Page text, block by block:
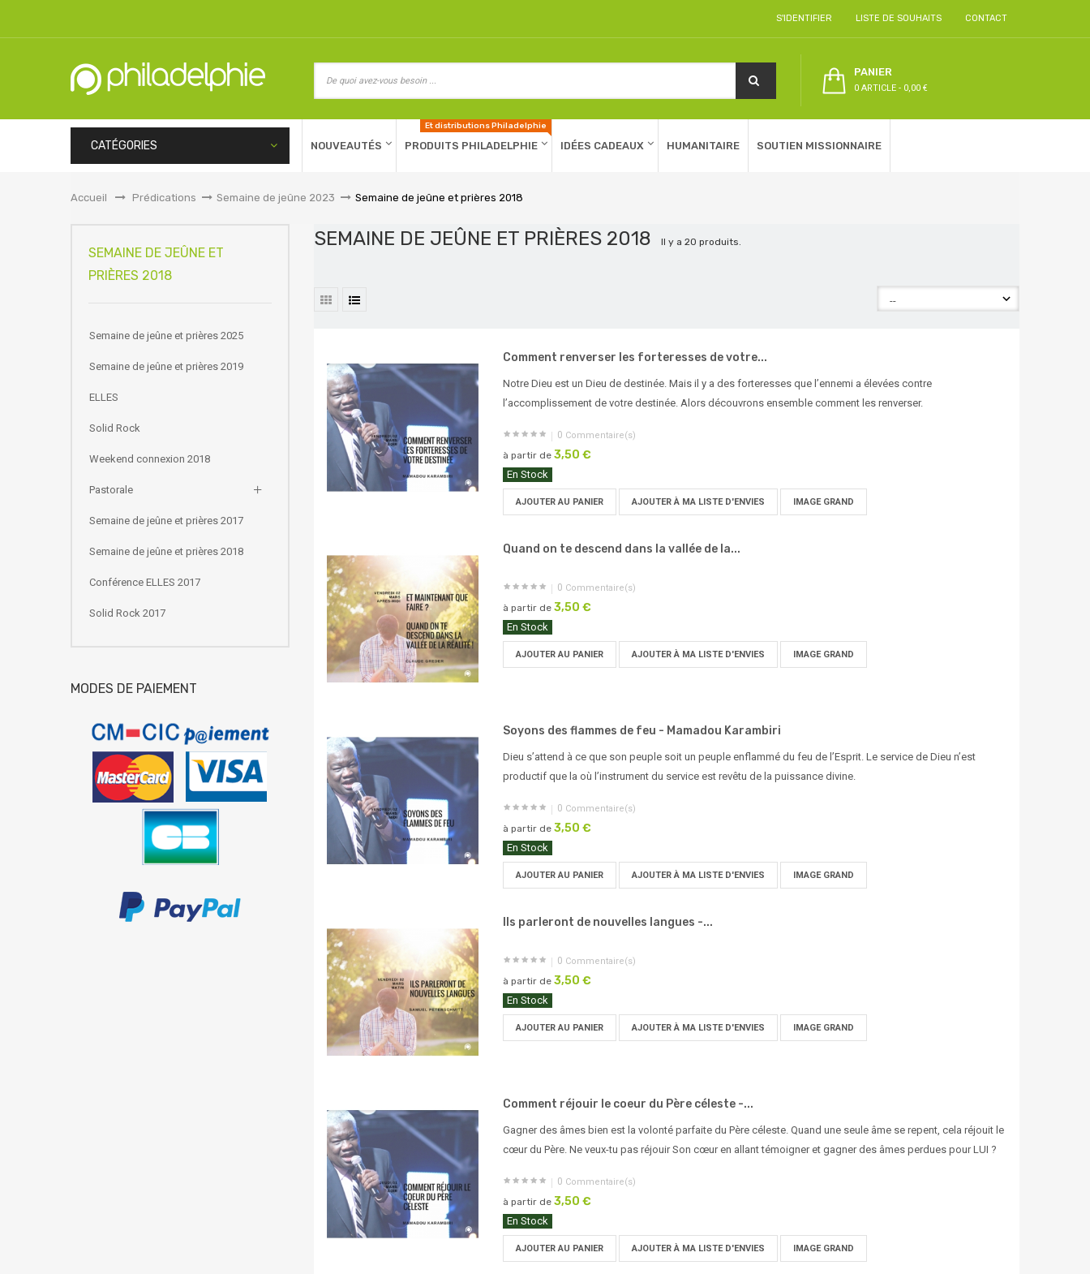
S'IDENTIFIER LISTE DE SOUHAITS CONTACT
PANIER
0 ARTICLE - 0,00 €
CATÉGORIES NOUVEAUTÉS PRODUITS PHILADELPHIE
Et distributions Philadelphie
IDÉES CADEAUX HUMANITAIRE SOUTIEN MISSIONNAIRE
Accueil &gt;Prédications > Semaine de jeûne 2023 > Semaine de jeûne et prières 2018
SEMAINE DE JEÛNE ET
PRIÈRES 2018
Semaine de jeûne et prières 2025
Semaine de jeûne et prières 2019
ELLES
Solid Rock
Weekend connexion 2018
Pastorale
Semaine de jeûne et prières 2017
Semaine de jeûne et prières 2018
Conférence ELLES 2017
Solid Rock 2017
MODES DE PAIEMENT
SEMAINE DE JEÛNE ET PRIÈRES 2018 Il y a 20 produits.
Comment renverser les forteresses de votre...
Notre Dieu est un Dieu de destinée. Mais il y a des forteresses que l’ennemi a élevées contre
l’accomplissement de votre destinée. Alors découvrons ensemble comment les renverser.
0 Commentaire(s)
à partir de 3,50 €
En Stock
AJOUTER AU PANIER AJOUTER À MA LISTE D'ENVIES IMAGE GRAND
Quand on te descend dans la vallée de la...
0 Commentaire(s)
à partir de 3,50 €
En Stock
AJOUTER AU PANIER AJOUTER À MA LISTE D'ENVIES IMAGE GRAND
Soyons des flammes de feu - Mamadou Karambiri
Dieu s’attend à ce que son peuple soit un peuple enflammé du feu de l’Esprit. Le service de Dieu n’est
productif que la où l’instrument du service est revêtu de la puissance divine.
0 Commentaire(s)
à partir de 3,50 €
En Stock
AJOUTER AU PANIER AJOUTER À MA LISTE D'ENVIES IMAGE GRAND
Ils parleront de nouvelles langues -...
0 Commentaire(s)
à partir de 3,50 €
En Stock
AJOUTER AU PANIER AJOUTER À MA LISTE D'ENVIES IMAGE GRAND
Comment réjouir le coeur du Père céleste -...
Gagner des âmes bien est la volonté parfaite du Père céleste. Quand une seule âme se repent, cela réjouit le
cœur du Père. Ne veux-tu pas réjouir Son cœur en allant témoigner et gagner des âmes perdues pour LUI ?
0 Commentaire(s)
à partir de 3,50 €
En Stock
AJOUTER AU PANIER AJOUTER À MA LISTE D'ENVIES IMAGE GRAND